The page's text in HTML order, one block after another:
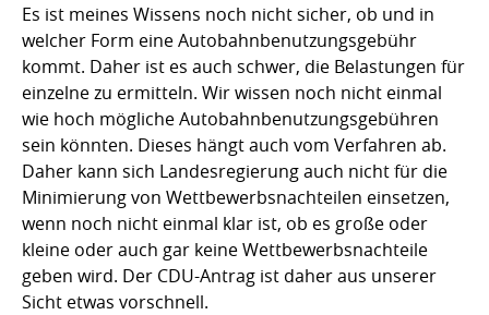
Es ist meines Wissens noch nicht sicher, ob und in
welcher Form eine Autobahnbenutzungsgebühr
kommt. Daher ist es auch schwer, die Belastungen für
einzelne zu ermitteln. Wir wissen noch nicht einmal
wie hoch mögliche Autobahnbenutzungsgebühren
sein könnten. Dieses hängt auch vom Verfahren ab.
Daher kann sich Landesregierung auch nicht für die
Minimierung von Wettbewerbsnachteilen einsetzen,
wenn noch nicht einmal klar ist, ob es große oder
kleine oder auch gar keine Wettbewerbsnachteile
geben wird. Der CDU-Antrag ist daher aus unserer
Sicht etwas vorschnell.